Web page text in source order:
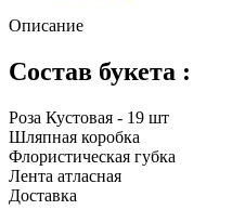
Описание
Состав букета :
Роза Кустовая - 19 шт
Шляпная коробка
Флористическая губка
Лента атласная
Доставка